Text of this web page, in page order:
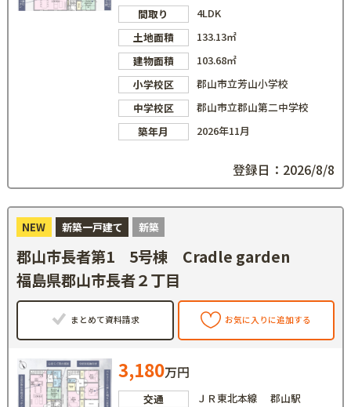
間取り
4LDK
土地面積
133.13㎡
建物面積
103.68㎡
小学校区
郡山市立芳山小学校
中学校区
郡山市立郡山第二中学校
築年月
2026年11月
登録日：2026/8/8
NEW 新築一戸建て 新築
郡山市長者第1 5号棟 Cradle garden
福島県郡山市長者２丁目
まとめて資料請求 お気に入りに追加する
3,180万円
交通
ＪＲ東北本線 郡山駅